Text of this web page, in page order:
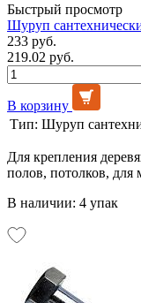
Быстрый просмотр
Шуруп
233 руб.
219.02 руб.
В корзину
Тип: Шуруп
Для крепления
полов, потолков, для
В наличии: 4 упак